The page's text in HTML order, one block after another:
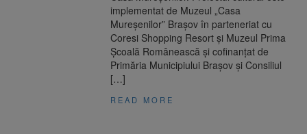
implementat de Muzeul „Casa
Mureșenilor” Brașov în parteneriat cu
Coresi Shopping Resort și Muzeul Prima
Școală Românească și cofinanțat de
Primăria Municipiului Brașov și Consiliul
[…]
READ MORE